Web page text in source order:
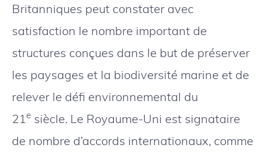
Britanniques peut constater avec
satisfaction le nombre important de
structures conçues dans le but de préserver
les paysages et la biodiversité marine et de
relever le défi environnemental du
21 e siècle. Le Royaume-Uni est signataire
de nombre d’accords internationaux, comme